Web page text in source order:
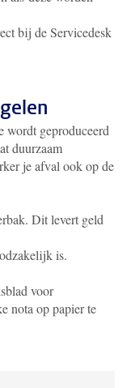
bij de Servicedesk
wordt geproduceerd
duurzaam
je afval ook op de
Dit levert geld
is.
voor
nota op papier te